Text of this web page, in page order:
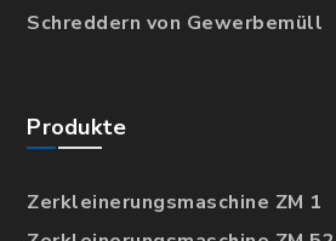
Schreddern von Gewerbemüll
Produkte
Zerkleinerungsmaschine ZM 1